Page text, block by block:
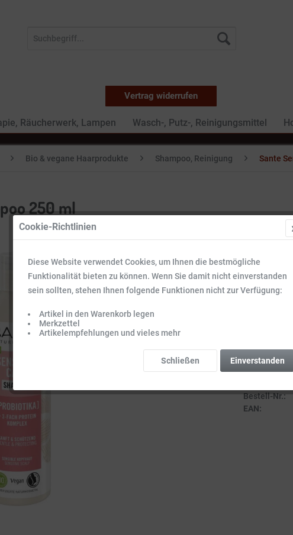
Vertrag widerrufen
Räucherwerk, Lampen Wasch-, Putz-, Reinigungsmittel
Bio & vegane Haarprodukte Shampoo, Reinigung Sante
250 ml
4,29 € *
Inhalt:0.25 l
Preise inkl.
Sofort
Lieferzeit 3-
Bestell-Nr.:
EAN:
Cookie-Richtlinien
Diese Website verwendet Cookies, um Ihnen die bestmögliche
Funktionalität bieten zu können. Wenn Sie damit nicht einverstanden
sein sollten, stehen Ihnen folgende Funktionen nicht zur Verfügung:
Artikel in den Warenkorb legen
Merkzettel
Artikelempfehlungen und vieles mehr
Einverstanden
Schließen